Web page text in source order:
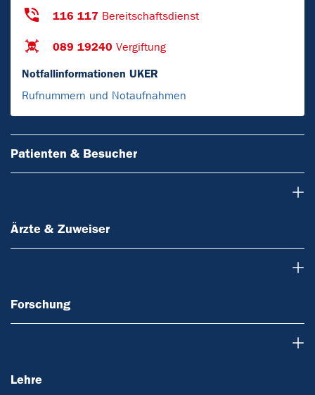
116 117 Bereitschaftsdienst
089 19240 Vergiftung
Notfallinformationen UKER
Rufnummern und Notaufnahmen
Patienten & Besucher
Ärzte & Zuweiser
Forschung
Lehre